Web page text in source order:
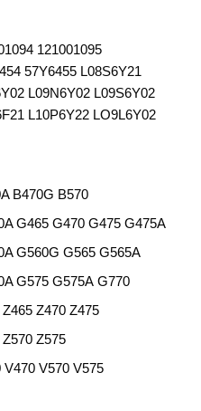
121001095
57Y6455 L08S6Y21
L09N6Y02 L09S6Y02
L10P6Y22 LO9L6Y02
B470G B570
G465 G470 G475 G475A
G560G G565 G565A
G575 G575A G770
Z470 Z475
Z575
V470 V570 V575